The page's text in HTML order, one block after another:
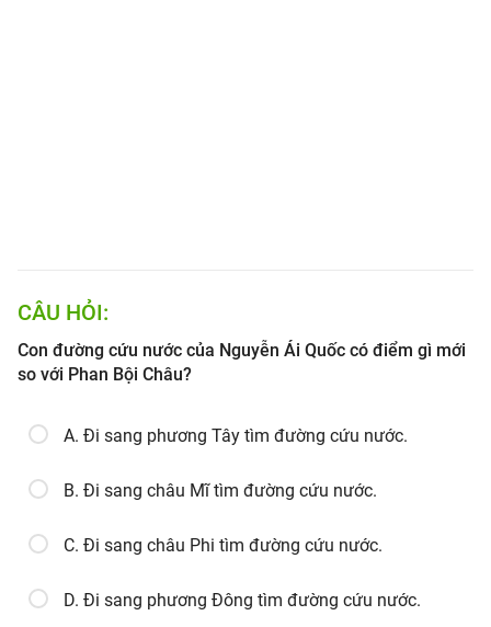
CÂU HỎI:
Con đường cứu nước của Nguyễn Ái Quốc có điểm gì mới
so với Phan Bội Châu?
A. Đi sang phương Tây tìm đường cứu nước.
B. Đi sang châu Mĩ tìm đường cứu nước.
C. Đi sang châu Phi tìm đường cứu nước.
D. Đi sang phương Đông tìm đường cứu nước.